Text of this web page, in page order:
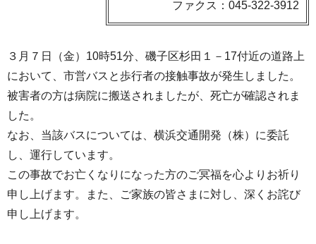
ファクス：045-322-3912
３月７日（金）10時51分、磯子区杉田１－17付近の道路上
において、市営バスと歩行者の接触事故が発生しました。
被害者の方は病院に搬送されましたが、死亡が確認されま
した。
なお、当該バスについては、横浜交通開発（株）に委託
し、運行しています。
この事故でお亡くなりになった方のご冥福を心よりお祈り
申し上げます。また、ご家族の皆さまに対し、深くお詫び
申し上げます。